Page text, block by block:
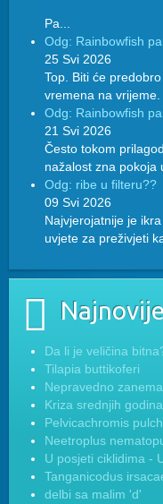
Pa...
Odg: Rainbowfish
25 Svi 2026
Top. Biti će
vremena na vrijeme.
Odg: Rainbowfish
21 Svi 2026
Često tokom
nažalost zna pokoja
Odg: ribe u filteru??
09 Svi 2026
Najvjerojatnije je
uvjete za preživjeti
Da li je veličina
Tilapia buttikoferi
Nepravedno
Kriza srednjih
Pelvicachromis
Neetroplus
U posjeti ciklidima -
Tanganicodus
delbi sa malim 'd'